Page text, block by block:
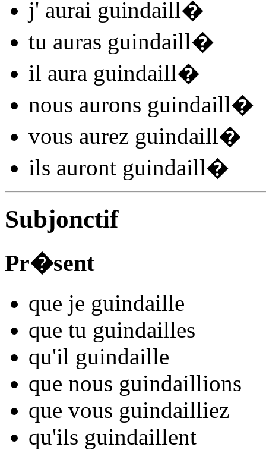
j' aurai guindaill�
tu auras guindaill�
il aura guindaill�
nous aurons guindaill�
vous aurez guindaill�
ils auront guindaill�
Subjonctif
Pr�sent
que je guindaille
que tu guindailles
qu'il guindaille
que nous guindaillions
que vous guindailliez
qu'ils guindaillent